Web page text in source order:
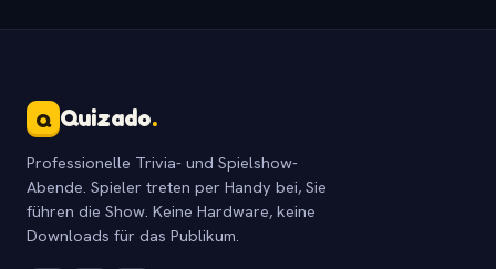
Q Quizado.
Professionelle Trivia- und Spielshow-
Abende. Spieler treten per Handy bei, Sie
führen die Show. Keine Hardware, keine
Downloads für das Publikum.